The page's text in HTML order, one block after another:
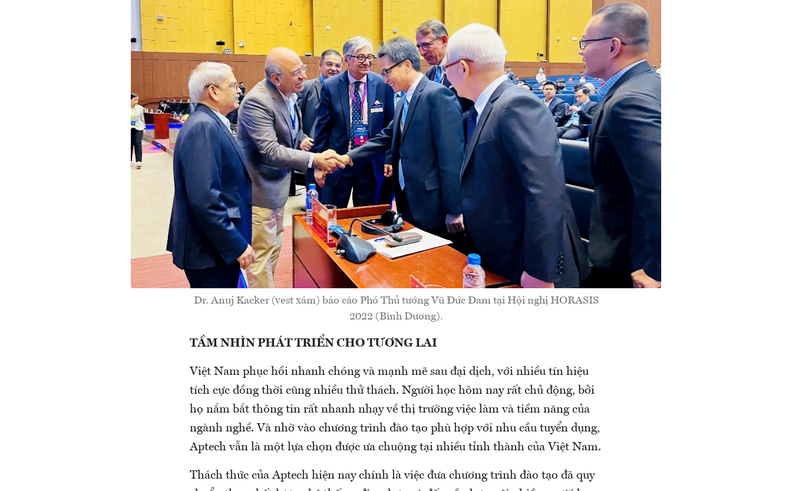
Dr. Anuj Kacker (vest xám) báo cáo Phó Thủ tướng Vũ Đức Đam tại Hội nghị HORASIS
2022 (Bình Dương).
TẦM NHÌN PHÁT TRIỂN CHO TƯƠNG LAI
Việt Nam phục hồi nhanh chóng và mạnh mẽ sau đại dịch, với nhiều tín hiệu
tích cực đồng thời cũng nhiều thử thách. Người học hôm nay rất chủ động, bởi
họ nắm bắt thông tin rất nhanh nhạy về thị trường việc làm và tiềm năng của
ngành nghề. Và nhờ vào chương trình đào tạo phù hợp với nhu cầu tuyển dụng,
Aptech vẫn là một lựa chọn được ưa chuộng tại nhiều tỉnh thành của Việt Nam.
Thách thức của Aptech hiện nay chính là việc đưa chương trình đào tạo đã quy